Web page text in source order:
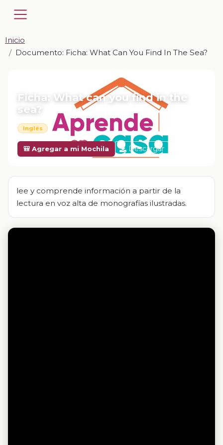
Inicio
Documento: Ficha: What Can You Find In The Sea?
Ficha: What can you find in the
sea?
Inglés
🎒 Agregar a mi Mochila Descargar
lee y comprende información a partir de la
lectura en voz alta de monografías ilustradas.